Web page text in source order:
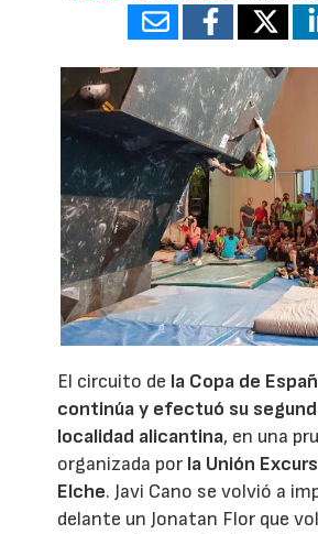
El circuito de la Copa de
continúa y efectuó su
localidad alicantina, en una
organizada por la Unión
Elche. Javi Cano se volvió a
delante un Jonatan Flor que